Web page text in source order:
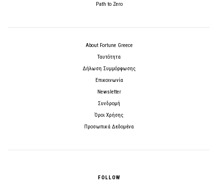
Path to Zero
About Fortune Greece
Ταυτότητα
Δήλωση Συμμόρφωσης
Επικοινωνία
Newsletter
Συνδρομή
Όροι Χρήσης
Προσωπικά Δεδομένα
FOLLOW